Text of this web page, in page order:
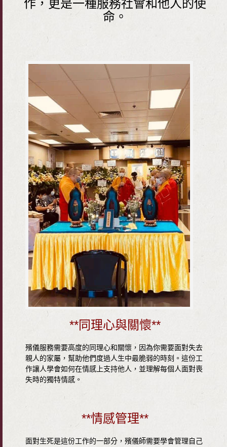
作，更是一種服務社會和他人的使
命。
**同理心與關懷**
殯儀服務需要高度的同理心和關懷，因為你需要面對失去
親人的家屬，幫助他們度過人生中最脆弱的時刻。這份工
作讓人學會如何在情感上支持他人，並理解每個人面對喪
失時的獨特情感。
**情感管理**
面對生死是這份工作的一部分，殯儀師需要學會管理自己